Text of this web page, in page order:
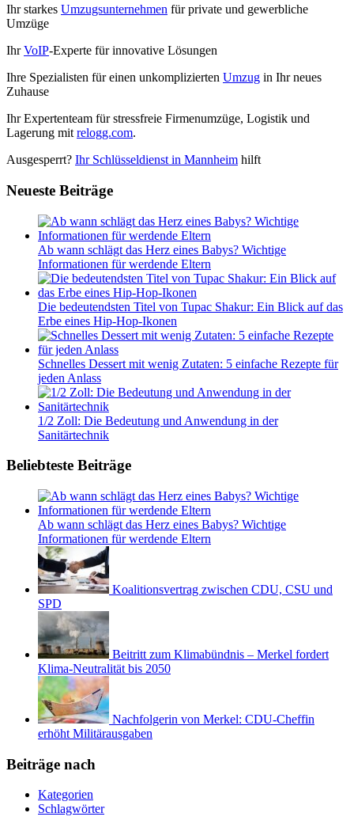
Ihr starkes Umzugsunternehmen für private und gewerbliche
Umzüge
IhrVoIP-Experte für innovative Lösungen
Ihre Spezialisten für einen unkomplizierten Umzug in Ihr neues
Zuhause
Ihr Expertenteam für stressfreie Firmenumzüge, Logistik und
Lagerung mit relogg.com.
Ausgesperrt? Ihr Schlüsseldienst in Mannheim hilft
Neueste Beiträge
Ab wann schlägt das Herz eines Babys? Wichtige
Informationen für werdende Eltern
Die bedeutendsten Titel von Tupac Shakur: Ein Blick auf das
Erbe eines Hip-Hop-Ikonen
Schnelles Dessert mit wenig Zutaten: 5 einfache Rezepte für
jeden Anlass
1/2 Zoll: Die Bedeutung und Anwendung in der
Sanitärtechnik
Beliebteste Beiträge
Ab wann schlägt das Herz eines Babys? Wichtige
Informationen für werdende Eltern
Koalitionsvertrag zwischen CDU, CSU und
SPD
Beitritt zum Klimabündnis – Merkel fordert
Klima-Neutralität bis 2050
Nachfolgerin von Merkel: CDU-Cheffin
erhöht Militärausgaben
Beiträge nach
Kategorien
Schlagwörter